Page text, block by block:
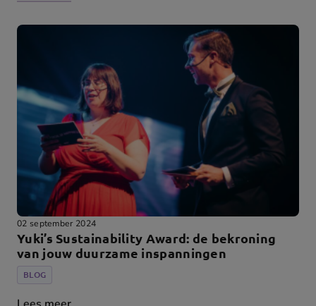
02 september 2024
Yuki’s Sustainability Award: de bekroning
van jouw duurzame inspanningen
BLOG